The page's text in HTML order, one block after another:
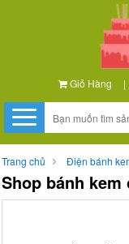
Giỏ Hàng |
Trang chủ Điện bánh
Shop bánh